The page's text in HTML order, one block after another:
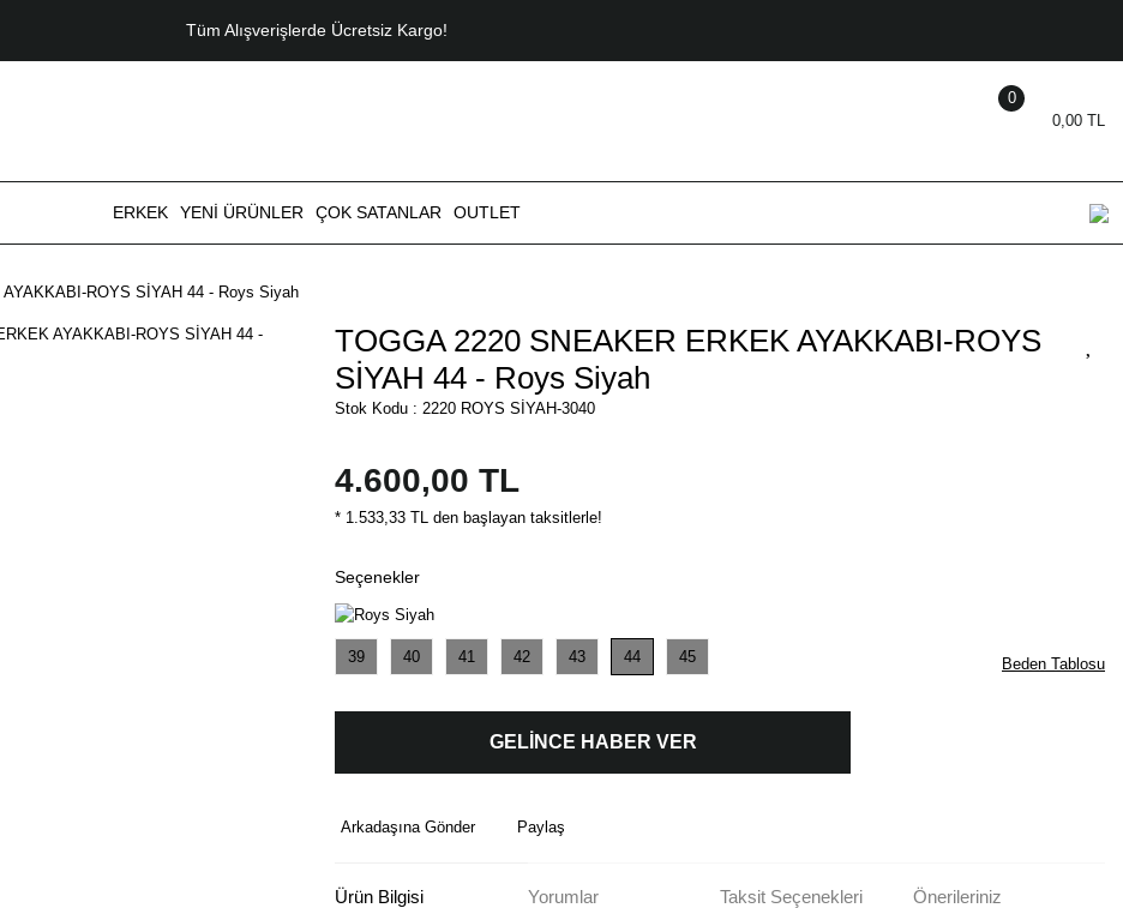
Tüm Alışverişlerde Ücretsiz Kargo!
0,00 TL
0
ERKEK YENİ ÜRÜNLER ÇOK SATANLAR OUTLET
ROYS SİYAH 44 - Roys Siyah
TOGGA 2220 SNEAKER ERKEK AYAKKABI-ROYS
SİYAH 44 - Roys Siyah
Stok Kodu : 2220 ROYS SİYAH-3040
4.600,00 TL
* 1.533,33 TL den başlayan taksitlerle!
Seçenekler
39 40 41 42 43 44 45 Beden Tablosu
GELİNCE HABER VER
Arkadaşına Gönder Paylaş
Ürün Bilgisi Yorumlar Taksit Seçenekleri Önerileriniz